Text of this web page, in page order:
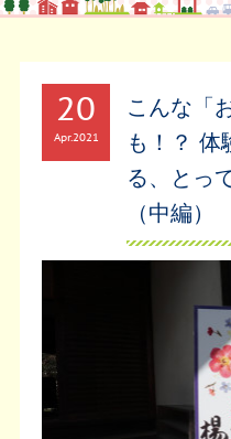
20
Apr2021
こんな「
も！？ 体
る、とっ
（中編）